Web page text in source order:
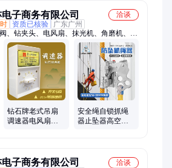
子商务有限公司
洽谈
资质已核验
广东广州
、钻夹头、电风扇、抹光机、角磨机、抛
、调节器、焊锡机、减速机、电磁阀、扩
、切割机、继电器、界铝机、压刨机、顶
、空压机、打草机、减压阀
钻石牌老式吊扇
调速器电风扇控
安全绳自锁抓绳
器止坠器高空作
子商务有限公司
洽谈